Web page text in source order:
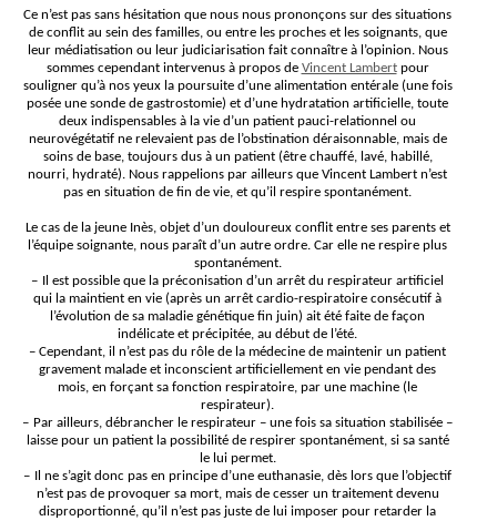
Ce n’est pas sans hésitation que nous nous prononçons sur des situations
de conflit au sein des familles, ou entre les proches et les soignants, que
leur médiatisation ou leur judiciarisation fait connaître à l’opinion. Nous
sommes cependant intervenus à propos de Vincent Lambertpour
souligner qu’à nos yeux la poursuite d’une alimentation entérale (une fois
posée une sonde de gastrostomie) et d’une hydratation artificielle, toute
deux indispensables à la vie d’un patient pauci-relationnel ou
neurovégétatif ne relevaient pas de l’obstination déraisonnable, mais de
soins de base, toujours dus à un patient (être chauffé, lavé, habillé,
nourri, hydraté). Nous rappelions par ailleurs que Vincent Lambert n’est
pas en situation de fin de vie, et qu’il respire spontanément.
Le cas de la jeune Inès, objet d’un douloureux conflit entre ses parents et
l’équipe soignante, nous paraît d’un autre ordre. Car elle ne respire plus
spontanément.
– Il est possible que la préconisation d’un arrêt du respirateur artificiel
qui la maintient en vie (après un arrêt cardio-respiratoire consécutif à
l’évolution de sa maladie génétique fin juin) ait été faite de façon
indélicate et précipitée, au début de l’été.
– Cependant, il n’est pas du rôle de la médecine de maintenir un patient
gravement malade et inconscient artificiellement en vie pendant des
mois, en forçant sa fonction respiratoire, par une machine (le
respirateur).
– Par ailleurs, débrancher le respirateur – une fois sa situation stabilisée –
laisse pour un patient la possibilité de respirer spontanément, si sa santé
le lui permet.
– Il ne s’agit donc pas en principe d’une euthanasie, dès lors que l’objectif
n’est pas de provoquer sa mort, mais de cesser un traitement devenu
disproportionné, qu’il n’est pas juste de lui imposer pour retarder la